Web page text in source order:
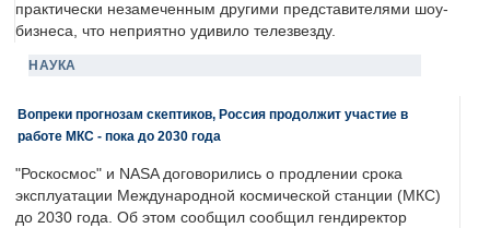
практически незамеченным другими представителями шоу-
бизнеса, что неприятно удивило телезвезду.
НАУКА
Вопреки прогнозам скептиков, Россия продолжит участие в
работе МКС - пока до 2030 года
"Роскосмос" и NASA договорились о продлении срока
эксплуатации Международной космической станции (МКС)
до 2030 года. Об этом сообщил сообщил гендиректор